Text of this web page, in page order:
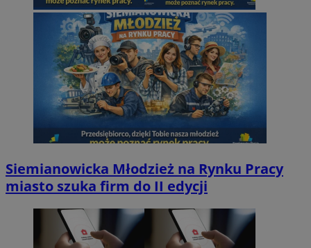
Siemianowicka Młodzież na Rynku Pracy
miasto szuka firm do II edycji